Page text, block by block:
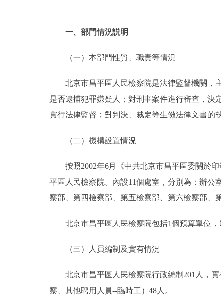
一、部門情況説明
（一）本部門性質、職責等情況
北京市昌平區人民檢察院是法律監督機關，主
是否逮捕犯罪嫌疑人；對刑事案件進行審查，決
實行法律監督；對判決、裁定等生傚法律文書的
（二）機構設置情況
按照2002年6月《中共北京市昌平區委關於印
平區人民檢察院。內設11個處室，分別為：辦
察部、第四檢察部、第五檢察部、第六檢察部、
北京市昌平區人民檢察院包括1個預算單位，
（三）人員編制及實有情況
北京市昌平區人民檢察院行政編制201人，實
察、其他聘用人員--臨時工）48人。